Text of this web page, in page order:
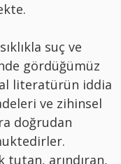
suç ve
gördüğümüz
literatürün iddia
ve zihinsel
doğrudan
tutan, arındıran,